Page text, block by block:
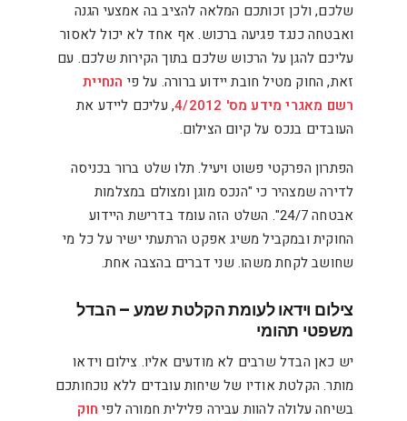
שלכם, ולכן זכותכם המלאה להציב בה אמצעי הגנה
ואבטחה כנגד פגיעה ברכוש. אף אחד לא יכול לאסור
עליכם להגן על הרכוש שלכם בתוך הקירות שלכם. עם
זאת, החוק מטיל חובת יידוע ברורה. על פי הנחיית
רשם מאגרי מידע מס' 4/2012
, עליכם ליידע את
העובדים בנכס על קיום הצילום.
הפתרון הפרקטי פשוט ויעיל. תלו שלט ברור בכניסה
לדירה שמצהיר כי "הנכס מוגן ומצולם במצלמות
אבטחה 24/7". השלט הזה עומד בדרישת היידוע
החוקית ובמקביל משיג אפקט הרתעתי ישיר על כל מי
שחושב לקחת משהו. שני דברים בהצבה אחת.
צילום וידאו לעומת הקלטת שמע – הבדל
משפטי תהומי
יש כאן הבדל שרבים לא מודעים אליו. צילום וידאו
מותר. הקלטת אודיו של שיחות עובדים ללא נוכחותכם
בשיחה עלולה להוות עבירה פלילית חמורה לפי חוק